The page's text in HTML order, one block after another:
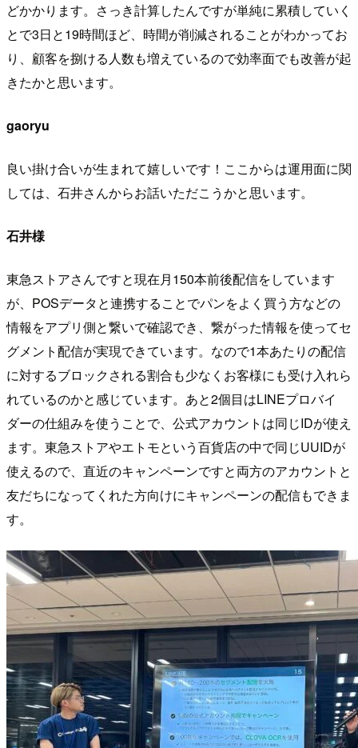
どかかります。さっき計算したんですが単純に累積していく
とで3日と19時間ほど、時間が削減されることがわかってお
り、顧客を捌ける人数も増えているので効率面でも改善が起
きたかと思います。
gaoryu
良い掛け合いが生まれて嬉しいです！ここからは運用面に関
しては、石井さんからお話いただこうかと思います。
石井様
東急ストアさんですと現在月150本前後配信をしています
が、POSデータと連携することでパンをよく買う方などの
情報をアプリ側と繋いで確認でき、繋がった情報を使ってセ
グメント配信が実現できています。なので1本あたりの配信
に対するブロックされる割合も少なくお客様にも受け入れら
れているのかと感じています。あと2個目はLINEプロバイ
ダーの仕組みを使うことで、公式アカウントは同じIDが使え
ます。東急ストアやエトモという百貨店の中で同じUUIDが
使えるので、直近のキャンペーンですと両方のアカウントと
友だちになってくれた方向けにキャンペーンの配信もできま
す。